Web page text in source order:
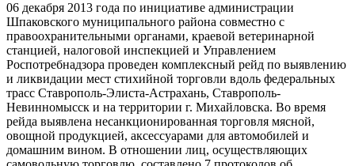
06 декабря 2013 года по инициативе администрации
Шпаковского муниципального района совместно с
правоохранительными органами, краевой ветеринарной
станцией, налоговой инспекцией и Управлением
Роспотребнадзора проведен комплексный рейд по выявлению
и ликвидации мест стихийной торговли вдоль федеральных
трасс Ставрополь-Элиста-Астрахань, Ставрополь-
Невинномысск и на территории г. Михайловска. Во время
рейда выявлена несанкционированная торговля мясной,
овощной продукцией, аксессуарами для автомобилей и
домашним вином. В отношении лиц, осуществляющих